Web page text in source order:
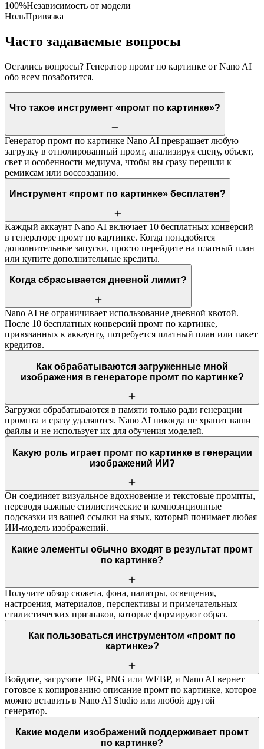
100%Независимость от модели
НольПривязка
Часто задаваемые вопросы
Остались вопросы? Генератор промт по картинке от Nano AI
обо всем позаботится.
Что такое инструмент «промт по картинке»?
Генератор промт по картинке Nano AI превращает любую
загрузку в отполированный промт, анализируя сцену, объект,
свет и особенности медиума, чтобы вы сразу перешли к
ремиксам или воссозданию.
Инструмент «промт по картинке» бесплатен?
Каждый аккаунт Nano AI включает 10 бесплатных конверсий
в генераторе промт по картинке. Когда понадобятся
дополнительные запуски, просто перейдите на платный план
или купите дополнительные кредиты.
Когда сбрасывается дневной лимит?
Nano AI не ограничивает использование дневной квотой.
После 10 бесплатных конверсий промт по картинке,
привязанных к аккаунту, потребуется платный план или пакет
кредитов.
Как обрабатываются загруженные мной
изображения в генераторе промт по картинке?
Загрузки обрабатываются в памяти только ради генерации
промпта и сразу удаляются. Nano AI никогда не хранит ваши
файлы и не использует их для обучения моделей.
Какую роль играет промт по картинке в генерации
изображений ИИ?
Он соединяет визуальное вдохновение и текстовые промпты,
переводя важные стилистические и композиционные
подсказки из вашей ссылки на язык, который понимает любая
ИИ-модель изображений.
Какие элементы обычно входят в результат промт
по картинке?
Получите обзор сюжета, фона, палитры, освещения,
настроения, материалов, перспективы и примечательных
стилистических признаков, которые формируют образ.
Как пользоваться инструментом «промт по
картинке»?
Войдите, загрузите JPG, PNG или WEBP, и Nano AI вернет
готовое к копированию описание промт по картинке, которое
можно вставить в Nano AI Studio или любой другой
генератор.
Какие модели изображений поддерживает промт
по картинке?